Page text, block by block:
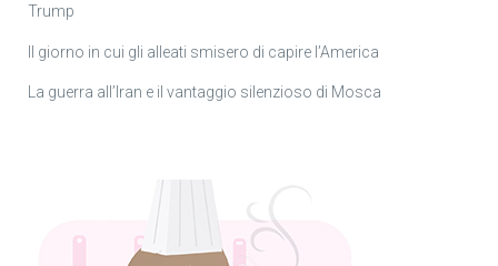
Trump
Il giorno in cui gli alleati smisero di capire l’America
La guerra all’Iran e il vantaggio silenzioso di Mosca